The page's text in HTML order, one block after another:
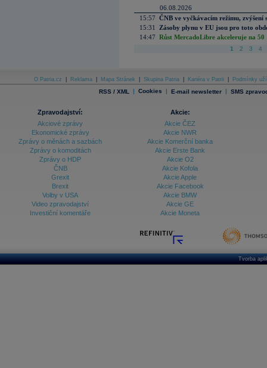
06.08.2026
15:57 ČNB ve vyčkávacím režimu, zvýšení
15:31
Zásoby plynu v EU jsou pro toto
14:47 Růst MercadoLibre akceleruje na
1 2 3 4
O Patria.cz Reklama Mapa Stránek Skupina Patria Kariéra v Patrii Podmínky
RSS / XML | Cookies | E-mail newsletter | SMS
Zpravodajství:
Akciové zprávy
Ekonomické zprávy
Zprávy o měnách a sazbách
Zprávy o komoditách
Zprávy o HDP
ČNB
Grexit
Brexit
Volby v USA
Video zpravodajství
Investiční komentáře
Akcie:
Akcie ČEZ
Akcie NWR
Akcie Komerční banka
Akcie Erste Bank
Akcie O2
Akcie Kofola
Akcie Apple
Akcie Facebook
Akcie BMW
Akcie GE
Akcie Moneta
Tvorba